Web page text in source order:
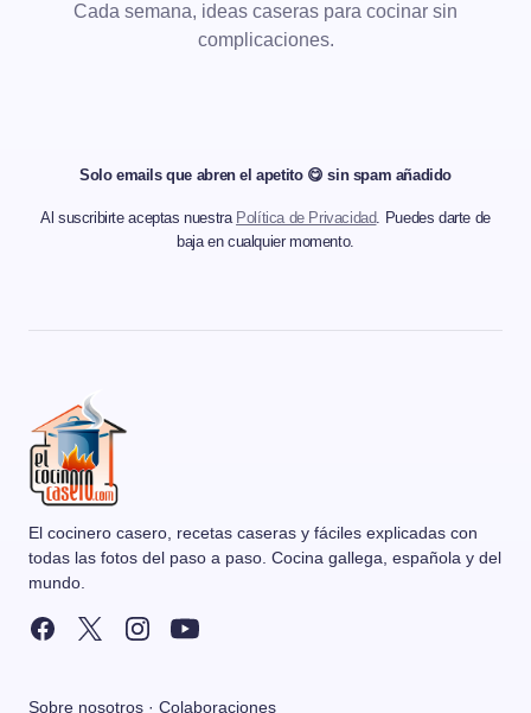
Cada semana, ideas caseras para cocinar sin
complicaciones.
Solo emails que abren el apetito 😋 sin spam añadido
Al suscribirte aceptas nuestra Política de Privacidad. Puedes darte de
baja en cualquier momento.
El cocinero casero, recetas caseras y fáciles explicadas con
todas las fotos del paso a paso. Cocina gallega, española y del
mundo.
Sobre nosotros · Colaboraciones